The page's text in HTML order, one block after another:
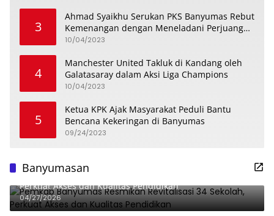
3
Ahmad Syaikhu Serukan PKS Banyumas Rebut
Kemenangan dengan Meneladani Perjuangan
Soedirman
10/04/2023
4
Manchester United Takluk di Kandang oleh
Galatasaray dalam Aksi Liga Champions
10/04/2023
5
Ketua KPK Ajak Masyarakat Peduli Bantu
Bencana Kekeringan di Banyumas
09/24/2023
Banyumasan
Pemkab Banyumas Resmikan Revitalisasi 34 Sekolah,
Perkuat Akses dan Kualitas Pendidikan
04/27/2026